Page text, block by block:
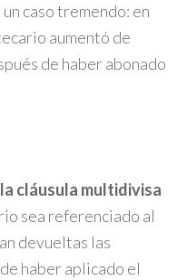
caso tremendo: en
aumentó de
de haber abonado
cláusula multidivisa
sea referenciado al
devueltas las
haber aplicado el